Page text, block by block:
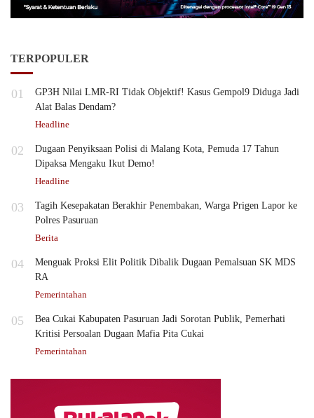
TERPOPULER
01
GP3H Nilai LMR-RI Tidak Objektif! Kasus Gempol9 Diduga Jadi
Alat Balas Dendam?
Headline
02
Dugaan Penyiksaan Polisi di Malang Kota, Pemuda 17 Tahun
Dipaksa Mengaku Ikut Demo!
Headline
03
Tagih Kesepakatan Berakhir Penembakan, Warga Prigen Lapor ke
Polres Pasuruan
Berita
04
Menguak Proksi Elit Politik Dibalik Dugaan Pemalsuan SK MDS
RA
Pemerintahan
05
Bea Cukai Kabupaten Pasuruan Jadi Sorotan Publik, Pemerhati
Kritisi Persoalan Dugaan Mafia Pita Cukai
Pemerintahan